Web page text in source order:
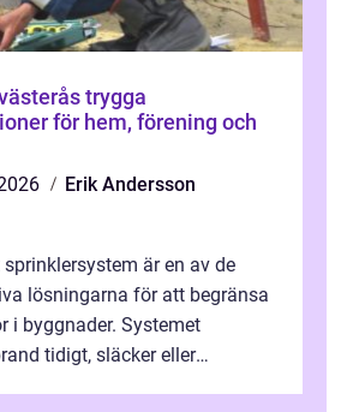
trygga
för hem, förening och
Erik Andersson
är en av de
lösningarna för att begränsa
i byggnader. Systemet
tidigt, släcker eller